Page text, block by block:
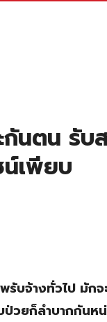
นตน รั
เพียบ
รับจ้างทั่วไป มักจ
ป่วยก็ลำบากกันห